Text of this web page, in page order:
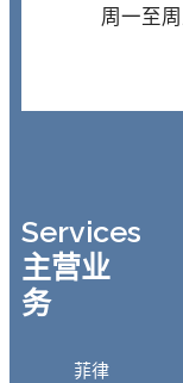
周一至
Services
主营业
务
菲律